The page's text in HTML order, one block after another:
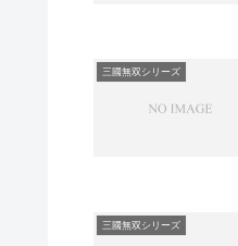
三國無双シリーズ
三國無双シリーズ